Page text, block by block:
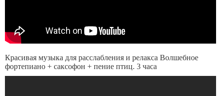
Красивая музыка для расслабления и релакса Волшебное
фортепиано + саксофон + пение птиц. 3 часа